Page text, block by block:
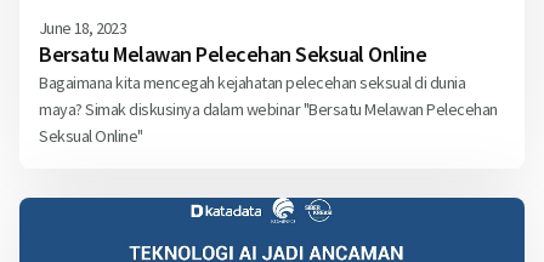
June 18, 2023
Bersatu Melawan Pelecehan Seksual Online
Bagaimana kita mencegah kejahatan pelecehan seksual di dunia
maya? Simak diskusinya dalam webinar "Bersatu Melawan Pelecehan
Seksual Online"